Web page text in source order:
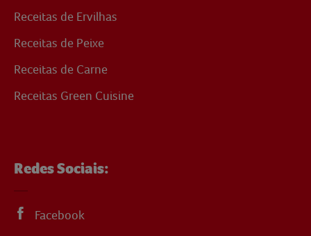
Receitas de Ervilhas
Receitas de Peixe
Receitas de Carne
Receitas Green Cuisine
Redes Sociais:
Facebook